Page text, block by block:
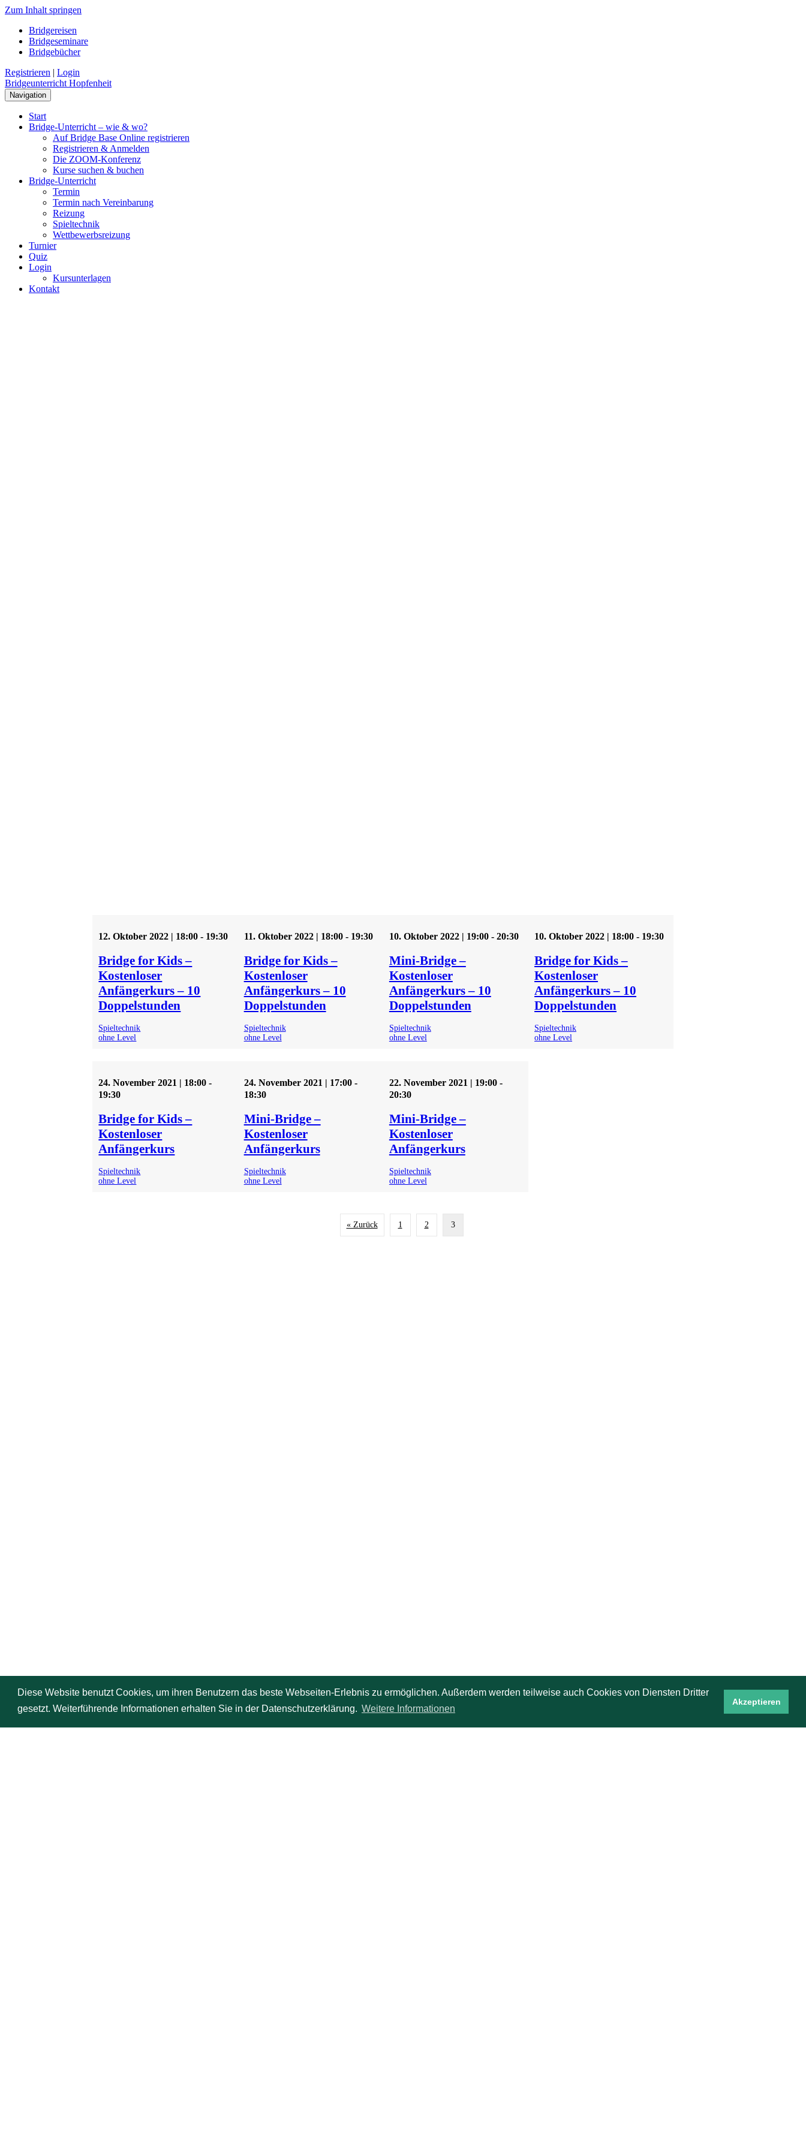
Diese Website benutzt Cookies, um ihren Benutzern das beste Webseiten-Erlebnis zu ermöglichen. Außerdem werden teilweise auch Cookies von Diensten Dritter
gesetzt. Weiterführende Informationen erhalten Sie in der Datenschutzerklärung. Weitere Informationen
Akzeptieren
Zum Inhalt springen
Bridgereisen
Bridgeseminare
Bridgebücher
Registrieren | Login
Bridgeunterricht Hopfenheit
Navigation
Start
Bridge-Unterricht – wie & wo?
Auf Bridge Base Online registrieren
Registrieren & Anmelden
Die ZOOM-Konferenz
Kurse suchen & buchen
Bridge-Unterricht
Termin
Termin nach Vereinbarung
Reizung
Spieltechnik
Wettbewerbsreizung
Turnier
Quiz
Login
Kursunterlagen
Kontakt
12. Oktober 2022 | 18:00 - 19:30
Bridge for Kids –
Kostenloser
Anfängerkurs – 10
Doppelstunden
Spieltechnik
ohne Level
11. Oktober 2022 | 18:00- 19:30
Bridge for Kids –
Kostenloser
Anfängerkurs – 10
Doppelstunden
Spieltechnik
ohne Level
10. Oktober 2022 | 19:00- 20:30
Mini-Bridge –
Kostenloser
Anfängerkurs – 10
Doppelstunden
Spieltechnik
ohne Level
10. Oktober 2022 | 18:00 - 19:30
Bridge for Kids –
Kostenloser
Anfängerkurs – 10
Doppelstunden
Spieltechnik
ohne Level
24. November 2021 | 18:00 -
19:30
Bridge for Kids –
Kostenloser
Anfängerkurs
Spieltechnik
ohne Level
24. November 2021 | 17:00-
18:30
Mini-Bridge –
Kostenloser
Anfängerkurs
Spieltechnik
ohne Level
22. November 2021 | 19:00-
20:30
Mini-Bridge –
Kostenloser
Anfängerkurs
Spieltechnik
ohne Level
« Zurück 1 2 3
mit körperlicher Anwesenheit bald Geschichte sein könnten. Nur schade, dass wir uns dann
seltener sehen." -Elgin von Stein